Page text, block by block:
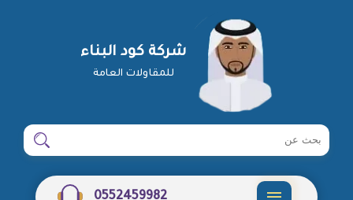
شركة كود البناء
للمقاولات العامة
ابحث
شركة
ابحث
0552459982